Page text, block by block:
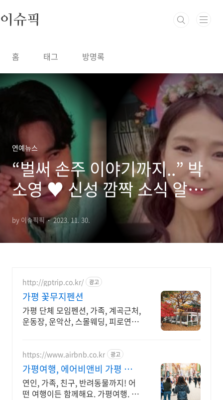
이슈픽
홈 태그 방명록
연예뉴스
“벌써 손주 이야기까지..” 박
소영 ♥ 신성 깜짝 소식 알리
자 모두 축하
by 이슈픽픽 2023. 11. 30.
http://gptrip.co.kr/ 광고
가평 꽃무지펜션
가평 단체 모임펜션, 가족, 계곡근처,
운동장, 운악산, 스몰웨딩, 피로연가
https://www.airbnb.co.kr 광고
가평여행, 에어비앤비 가평 숲속
의 밤
연인, 가족, 친구, 반려동물까지! 어
떤 여행이든 함께해요. 가평여행. 혼